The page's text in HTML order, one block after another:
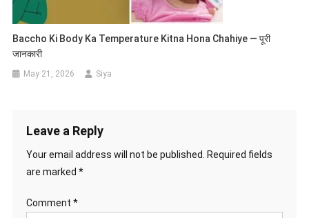
Baccho Ki Body Ka Temperature Kitna Hona Chahiye — पूरी
जानकारी
May 21, 2026 Siya
Leave a Reply
Your email address will not be published.
Required fields
are marked *
Comment *